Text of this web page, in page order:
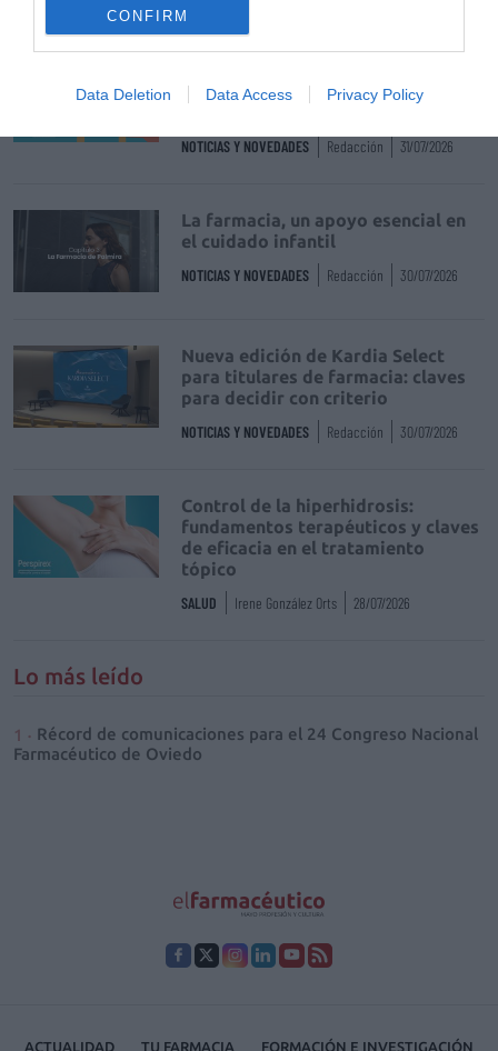
CONFIRM
Data Deletion Data Access Privacy Policy
24 Congreso Nacional
NOTICIAS Y NOVEDADES Redacción 31/07/2026
La farmacia, un apoyo esencial en
el cuidado infantil
NOTICIAS Y NOVEDADES Redacción 30/07/2026
Nueva edición de Kardia Select
para titulares de farmacia: claves
para decidir con criterio
NOTICIAS Y NOVEDADES Redacción 30/07/2026
Control de la hiperhidrosis:
fundamentos terapéuticos y claves
de eficacia en el tratamiento
tópico
SALUD Irene González Orts 28/07/2026
Lo más leído
Récord de comunicaciones para el 24 Congreso Nacional
Farmacéutico de Oviedo
ACTUALIDAD TU FARMACIA FORMACIÓN E INVESTIGACIÓN